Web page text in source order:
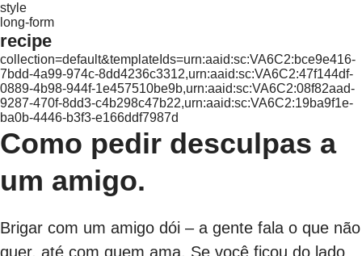
style
long-form
recipe
collection=default&templateIds=urn:aaid:sc:VA6C2:bce9e416-
7bdd-4a99-974c-8dd4236c3312,urn:aaid:sc:VA6C2:47f144df-
0889-4b98-944f-1e457510be9b,urn:aaid:sc:VA6C2:08f82aad-
9287-470f-8dd3-c4b298c47b22,urn:aaid:sc:VA6C2:19ba9f1e-
ba0b-4446-b3f3-e166ddf7987d
Como pedir desculpas a
um amigo.
Brigar com um amigo dói – a gente fala o que não
quer, até com quem ama. Se você ficou do lado